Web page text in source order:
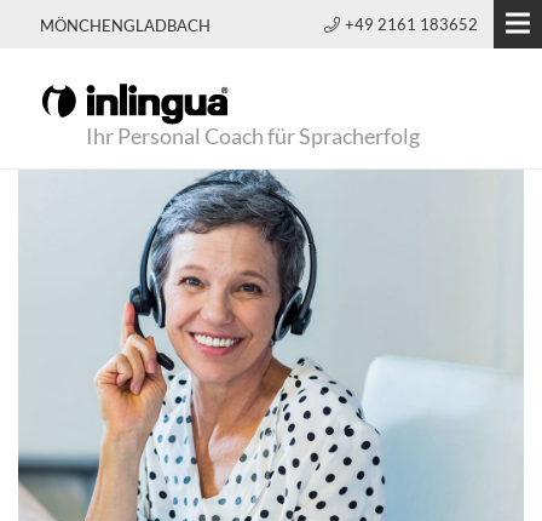
MÖNCHENGLADBACH +49 2161 183652
Ihr Personal Coach für Spracherfolg